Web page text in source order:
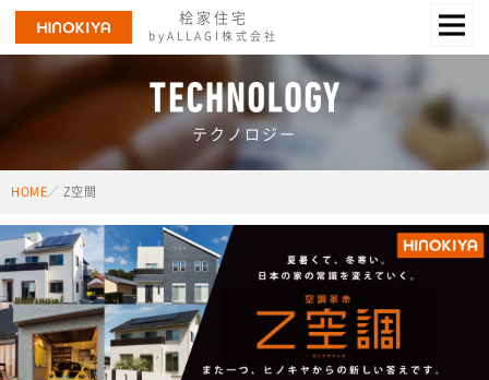
桧家住宅
byALLAGI株式会社
テクノロジー
HOME Z空間